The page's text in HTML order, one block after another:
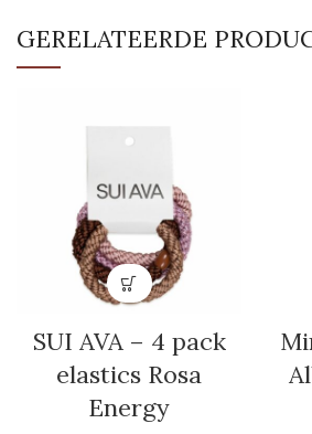
GERELATEERDE
SUI AVA – 4 pack
elastics Rosa
Energy